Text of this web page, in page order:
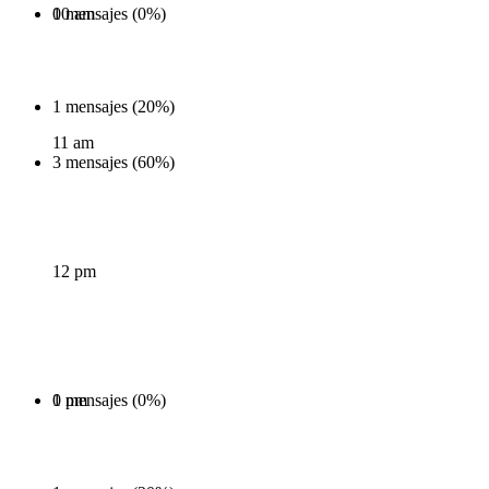
0 mensajes (0%)
10 am
1 mensajes (20%)
11 am
3 mensajes (60%)
12 pm
0 mensajes (0%)
1 pm